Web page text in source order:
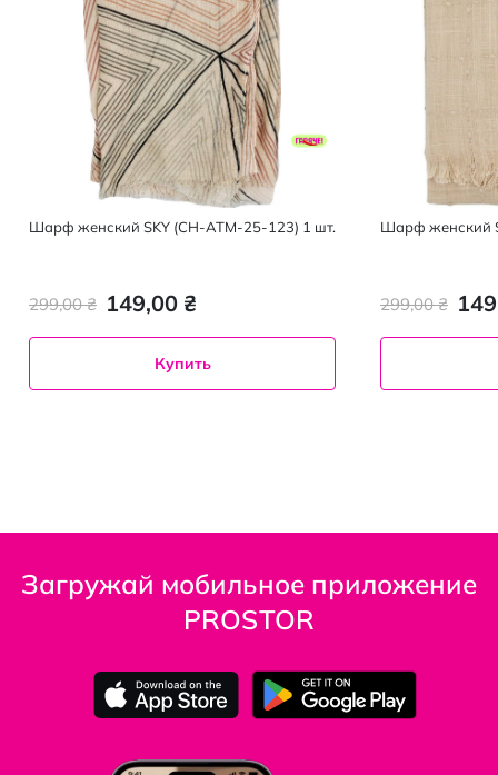
Шарф женский SKY (CH-АТM-25-123) 1 шт.
149,00 ₴
299,00 ₴
Купить
Шарф женский
299,00 ₴
Загружай мобильное приложение
PROSTOR